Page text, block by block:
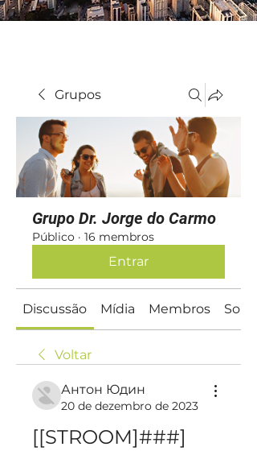
Grupos
Grupo Dr. Jorge do Carmo
Público · 16 membros
Entrar
Discussão Mídia Membros Sobre
Voltar
Антон Юдин
20 de dezembro de 2023
[[STROOM]###]